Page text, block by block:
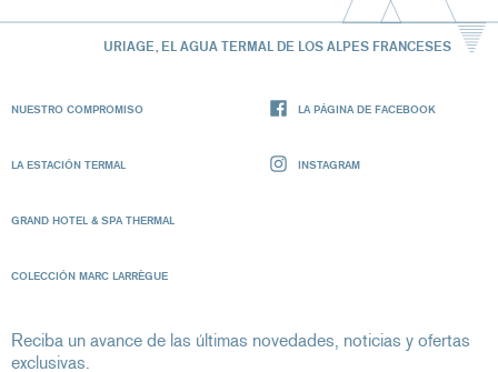
URIAGE, EL AGUA TERMAL DE LOS ALPES FRANCESES
NUESTRO COMPROMISO
LA ESTACIÓN TERMAL
GRAND HOTEL & SPA THERMAL
COLECCIÓN MARC LARRÈGUE
LA PÁGINA DE FACEBOOK
INSTAGRAM
Reciba un avance de las últimas novedades, noticias y ofertas
exclusivas.